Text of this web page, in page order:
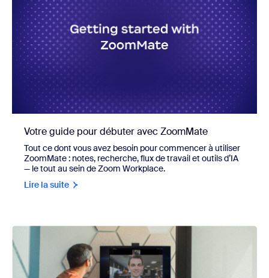
Votre guide pour débuter avec ZoomMate
Tout ce dont vous avez besoin pour commencer à utiliser
ZoomMate : notes, recherche, flux de travail et outils d’IA
— le tout au sein de Zoom Workplace.
Lire la suite